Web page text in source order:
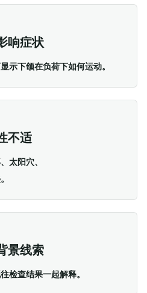
响症状
示下颌在负荷下如何运动。
不适
太阳穴、
景线索
检查结果一起解释。